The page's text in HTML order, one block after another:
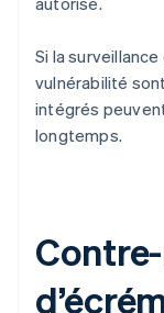
Si la
vulnérabilité
intégrés
longtemps.